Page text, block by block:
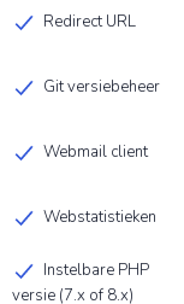
Redirect URL
Git versiebeheer
Webmail client
Webstatistieken
Instelbare PHP
versie (7.x of 8.x)